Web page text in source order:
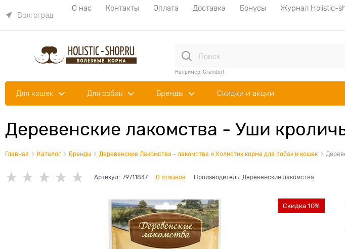
Волгоград
О нас Контакты Оплата Доставка Бонусы
Журнал Holistic-
Например: Grandorf
Для кошек Для собак Бренды Скидки и акции
Деревенские лакомства - Уши
Главная Каталог Бренды Деревенские Лакомства - лакомства и Холистик корма для собак и кошек
Артикул: 79711847 0 отзывов Производитель: Деревенские лакомства
Скидка 10%